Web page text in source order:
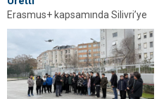
Erasmus+ kapsamında Silivri’ye
gelen PGSS Sitovo öğrencileri
sabun ve aromatik mum üretimi
eğitimi aldı.